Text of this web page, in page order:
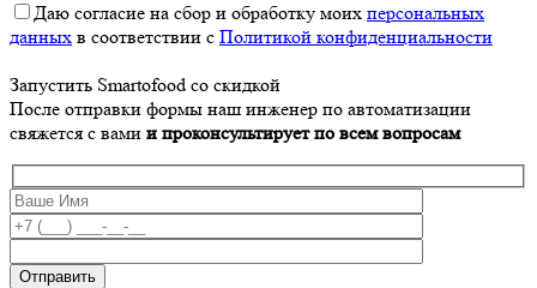
Даю согласие на сбор и обработку моих персональных
данных в соответствии с Политикой конфиденциальности
Запустить Smartofood со скидкой
После отправки формы наш инженер по автоматизации
свяжется с вами и проконсультирует по всем вопросам